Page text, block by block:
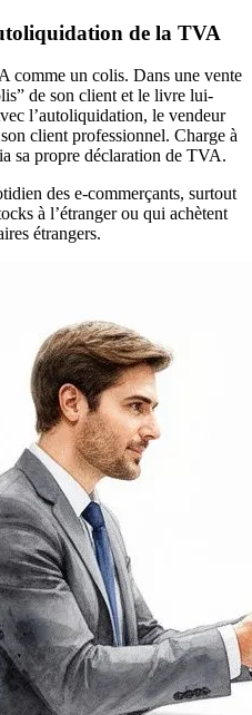
de la TVA
comme un colis. Dans une vente
de son client et le livre lui-
l’autoliquidation, le vendeur
client professionnel. Charge à
sa propre déclaration de TVA.
des e-commerçants, surtout
à l’étranger ou qui achètent
étrangers.